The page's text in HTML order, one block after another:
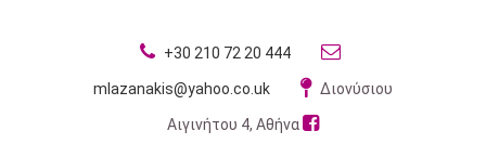
+30 210 72 20 444
mlazanakis@yahoo.co.uk Διονύσιου
Αιγινήτου 4, Αθήνα